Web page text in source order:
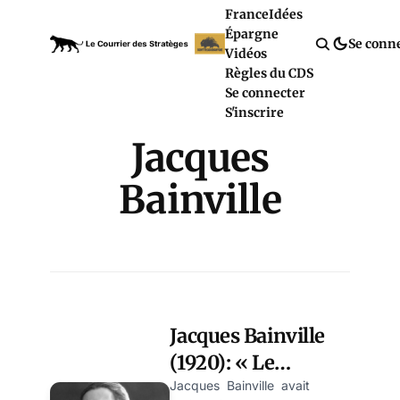
FranceIdées
Épargne
Vidéos
Règles du CDS
Se connecter
S'inscrire
Se
Jacques
Bainville
Jacques Bainville
(1920): « Le
sionisme,
Jacques Bainville avait